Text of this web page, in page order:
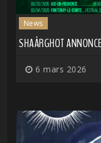
News
SHAÂRGHOT
6 mars 2026